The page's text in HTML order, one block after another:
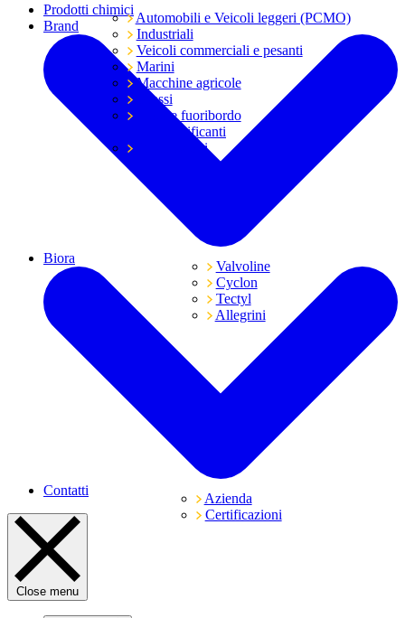
Automobili e Veicoli leggeri (PCMO)
Industriali
Veicoli commerciali e pesanti
Marini
Macchine agricole
Grassi
Moto e fuoribordo
Tutti i lubrificanti
Trasmissioni
Prodotti chimici
Brand
Valvoline
Cyclon
Tectyl
Allegrini
Biora
Azienda
Certificazioni
Contatti
Close menu